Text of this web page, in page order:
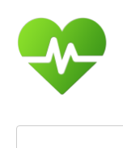
контенту